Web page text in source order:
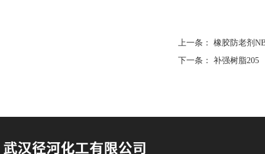
上一条：橡胶防老剂
下一条：补强树脂205